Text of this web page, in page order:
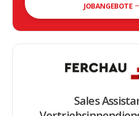
JOBANGEBOTE
Sales